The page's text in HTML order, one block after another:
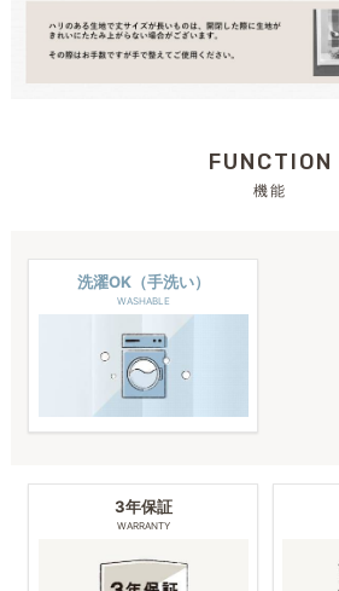
FUNCTION
機能
洗濯OK（手洗い）
WASHABLE
3年保証
WARRANTY